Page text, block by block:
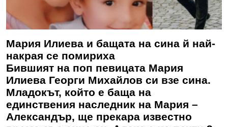
Мария Илиева и бащата на сина й най-
накрая се помириха
Бившият на поп певицата Мария
Илиева Георги Михайлов си взе сина.
Младокът, който е баща на
единствения наследник на Мария –
Александър, ще прекара известно